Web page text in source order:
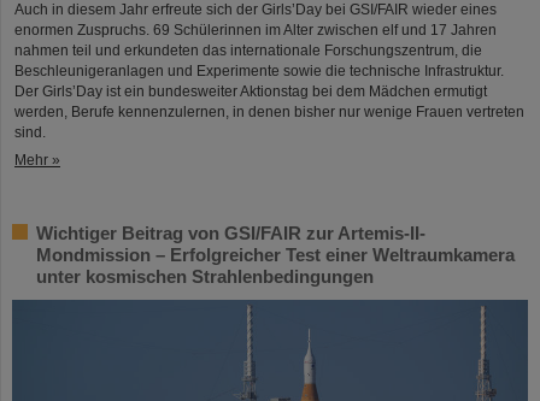
Auch in diesem Jahr erfreute sich der Girls’Day bei GSI/FAIR wieder eines
enormen Zuspruchs. 69 Schülerinnen im Alter zwischen elf und 17 Jahren
nahmen teil und erkundeten das internationale Forschungszentrum, die
Beschleunigeranlagen und Experimente sowie die technische Infrastruktur.
Der Girls’Day ist ein bundesweiter Aktionstag bei dem Mädchen ermutigt
werden, Berufe kennenzulernen, in denen bisher nur wenige Frauen vertreten
sind.
Mehr »
Wichtiger Beitrag von GSI/FAIR zur Artemis-II-
Mondmission – Erfolgreicher Test einer Weltraumkamera
unter kosmischen Strahlenbedingungen